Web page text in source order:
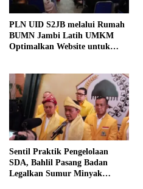
PLN UID S2JB melalui Rumah
BUMN Jambi Latih UMKM
Optimalkan Website untuk
Sentil Praktik Pengelolaan
SDA, Bahlil Pasang Badan
Legalkan Sumur Minyak